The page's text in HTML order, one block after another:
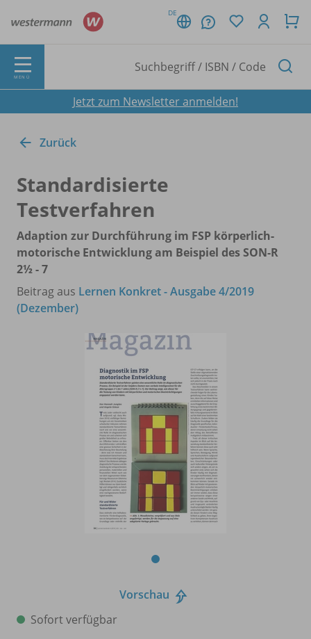
DE
MENÜ
Jetzt zum Newsletter anmelden!
Zurück
Standardisierte
Testverfahren
Adaption zur Durchführung im FSP körperlich-
motorische Entwicklung am Beispiel des SON-R
2½ - 7
Beitrag aus Lernen Konkret - Ausgabe 4/2019
(Dezember)
Vorschau
Sofort verfügbar